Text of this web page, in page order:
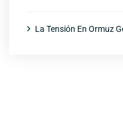
La Tensión En Ormuz